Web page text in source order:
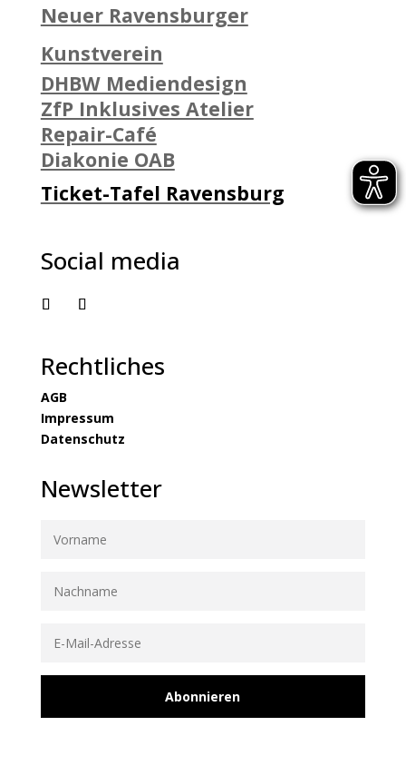
Neuer Ravensburger
Kunstverein
DHBW Mediendesign
ZfP Inklusives Atelier
Repair-Café
Diakonie OAB
Ticket-Tafel Ravensburg
Social media
Rechtliches
AGB
Impressum
Datenschutz
Newsletter
Abonnieren